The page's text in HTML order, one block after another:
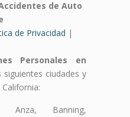
de Auto
de Privacidad |
Personales en
siguientes ciudades y
Anza, Banning,